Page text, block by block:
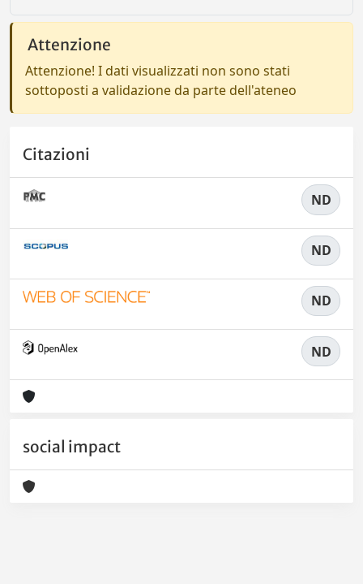
Attenzione
Attenzione! I dati visualizzati non sono stati
sottoposti a validazione da parte dell'ateneo
Citazioni
ND
ND
ND
ND
social impact